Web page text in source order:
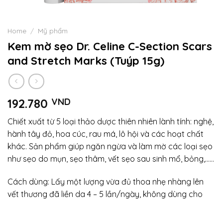
Home / Mỹ phẩm
Kem mờ sẹo Dr. Celine C-Section Scars
and Stretch Marks (Tuýp 15g)
192.780 VND
Chiết xuất từ 5 loại thảo dược thiên nhiên lành tính: nghệ,
hành tây đỏ, hoa cúc, rau má, lô hội và các hoạt chất
khác. Sản phẩm giúp ngăn ngừa và làm mờ các loại sẹo
như sẹo do mụn, sẹo thâm, vết sẹo sau sinh mổ, bỏng,……
Cách dùng: Lấy một lượng vừa đủ thoa nhẹ nhàng lên
vết thương đã liền da 4 – 5 lần/ngày, không dùng cho